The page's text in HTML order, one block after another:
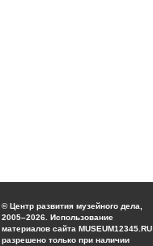
© Центр развития музейного дела,
2005–2026. Использование
материалов сайта MUSEUM12345.RU
разрешено только при наличии